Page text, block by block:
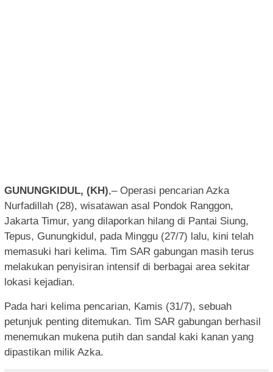
GUNUNGKIDUL, (KH),– Operasi pencarian Azka
Nurfadillah (28), wisatawan asal Pondok Ranggon,
Jakarta Timur, yang dilaporkan hilang di Pantai Siung,
Tepus, Gunungkidul, pada Minggu (27/7) lalu, kini telah
memasuki hari kelima. Tim SAR gabungan masih terus
melakukan penyisiran intensif di berbagai area sekitar
lokasi kejadian.
Pada hari kelima pencarian, Kamis (31/7), sebuah
petunjuk penting ditemukan. Tim SAR gabungan berhasil
menemukan mukena putih dan sandal kaki kanan yang
dipastikan milik Azka.